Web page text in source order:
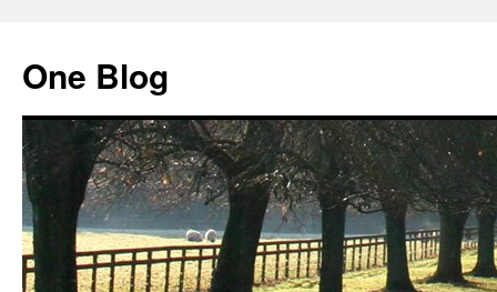
正
文
One Blog